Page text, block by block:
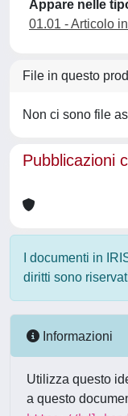
Appare nelle
01.01 - Articolo
File in questo
Non ci sono file
Pubblicazioni
I documenti in
diritti sono
Informazioni
Utilizza questo
a questo